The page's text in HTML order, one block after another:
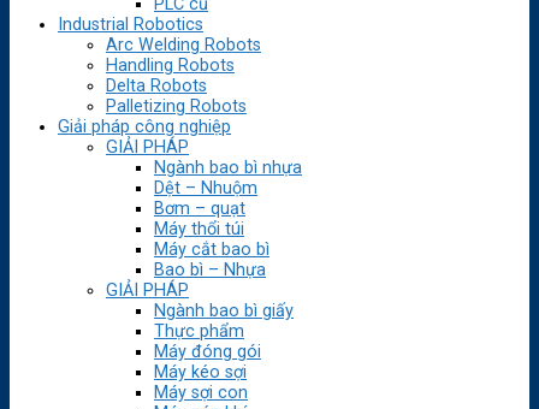
PLC cũ
Industrial Robotics
Arc Welding Robots
Handling Robots
Delta Robots
Palletizing Robots
Giải pháp công nghiệp
GIẢI PHÁP
Ngành bao bì nhựa
Dệt – Nhuộm
Bơm – quạt
Máy thổi túi
Máy cắt bao bì
Bao bì – Nhựa
GIẢI PHÁP
Ngành bao bì giấy
Thực phẩm
Máy đóng gói
Máy kéo sợi
Máy sợi con